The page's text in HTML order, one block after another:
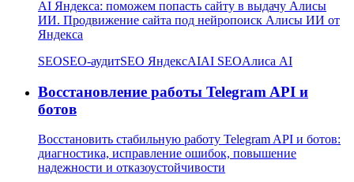
AI Яндекса: поможем попасть сайту в выдачу Алисы
ИИ. Продвижение сайта под нейропоиск Алисы ИИ от
Яндекса
SEOSEO-аудитSEO ЯндексAIAI SEOАлиса AI
Восстановление работы Telegram API и
ботов
Восстановить стабильную работу Telegram API и ботов:
диагностика, исправление ошибок, повышение
надежности и отказоустойчивости